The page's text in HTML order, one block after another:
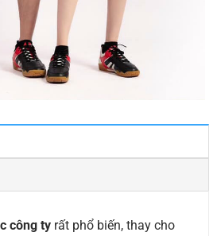
công tyrất phổ biến, thay cho